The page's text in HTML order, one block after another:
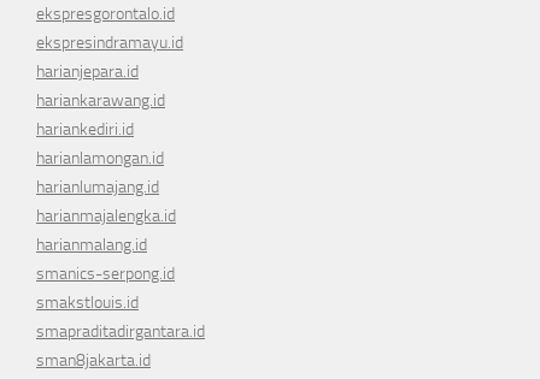
ekspresgorontalo.id
ekspresindramayu.id
harianjepara.id
hariankarawang.id
hariankediri.id
harianlamongan.id
harianlumajang.id
harianmajalengka.id
harianmalang.id
smanics-serpong.id
smakstlouis.id
smapraditadirgantara.id
sman8jakarta.id